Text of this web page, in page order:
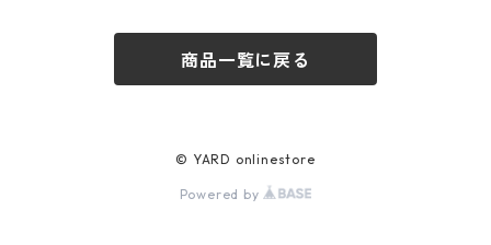
商品一覧に戻る
© YARD onlinestore
Powered by